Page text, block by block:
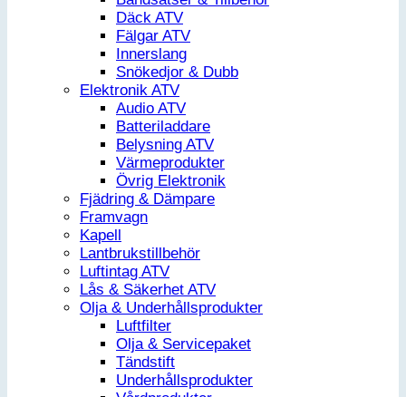
Däck ATV
Fälgar ATV
Innerslang
Snökedjor & Dubb
Elektronik ATV
Audio ATV
Batteriladdare
Belysning ATV
Värmeprodukter
Övrig Elektronik
Fjädring & Dämpare
Framvagn
Kapell
Lantbrukstillbehör
Luftintag ATV
Lås & Säkerhet ATV
Olja & Underhållsprodukter
Luftfilter
Olja & Servicepaket
Tändstift
Underhållsprodukter